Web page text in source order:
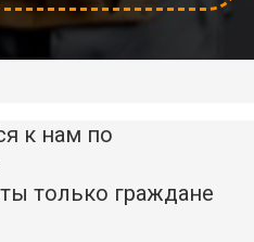
к нам по
только граждане